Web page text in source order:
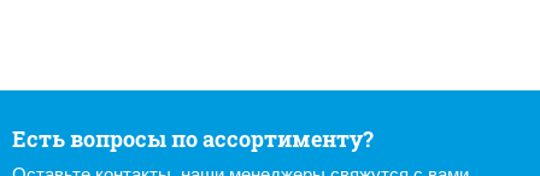
Есть вопросы по ассортименту?